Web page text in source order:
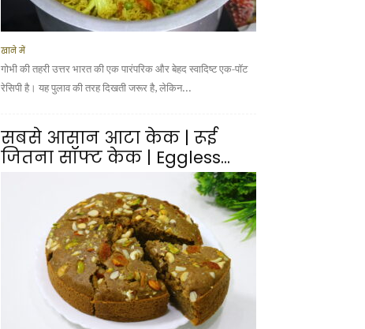
खाने में
गोभी की तहरी उत्तर भारत की एक पारंपरिक और बेहद स्वादिष्ट एक-पॉट
रेसिपी है। यह पुलाव की तरह दिखती जरूर है, लेकिन...
सबसे आसान आटा केक | रूई
जितना सॉफ्ट केक | Eggless...